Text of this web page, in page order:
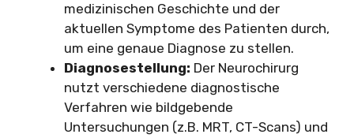
medizinischen Geschichte und der
aktuellen Symptome des Patienten durch,
um eine genaue Diagnose zu stellen.
Diagnosestellung: Der Neurochirurg
nutzt verschiedene diagnostische
Verfahren wie bildgebende
Untersuchungen (z.B. MRT, CT-Scans) und